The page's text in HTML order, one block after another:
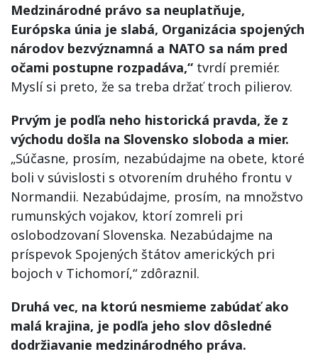
Medzinárodné právo sa neuplatňuje,
Európska únia je slabá, Organizácia spojených
národov bezvýznamná a NATO sa nám pred
očami postupne rozpadáva,“ tvrdí premiér.
Myslí si preto, že sa treba držať troch pilierov.
Prvým je podľa neho historická pravda, že z
východu došla na Slovensko sloboda a mier.
„Súčasne, prosím, nezabúdajme na obete, ktoré
boli v súvislosti s otvorením druhého frontu v
Normandii. Nezabúdajme, prosím, na množstvo
rumunských vojakov, ktorí zomreli pri
oslobodzovaní Slovenska. Nezabúdajme na
príspevok Spojených štátov amerických pri
bojoch v Tichomorí,“ zdôraznil.
Druhá vec, na ktorú nesmieme zabúdať ako
malá krajina, je podľa jeho slov dôsledné
dodržiavanie medzinárodného práva.